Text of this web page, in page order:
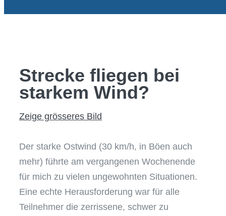
Strecke fliegen bei
starkem Wind?
Zeige grösseres Bild
Der starke Ostwind (30 km/h, in Böen auch
mehr) führte am vergangenen Wochenende
für mich zu vielen ungewohnten Situationen.
Eine echte Herausforderung war für alle
Teilnehmer die zerrissene, schwer zu